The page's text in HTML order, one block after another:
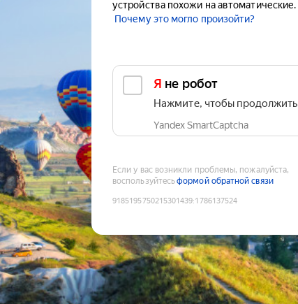
устройства похожи на автоматические.
Почему это могло произойти?
Я не робот
Нажмите, чтобы продолжить
Yandex SmartCaptcha
Если у вас возникли проблемы, пожалуйста,
воспользуйтесьформой обратной связи
9185195750215301439:1786137524